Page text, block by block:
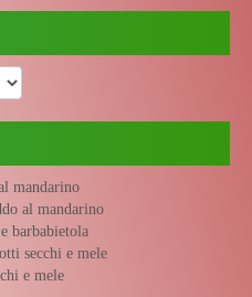
mandarino
al mandarino
barbabietola
secchi e mele
e mele